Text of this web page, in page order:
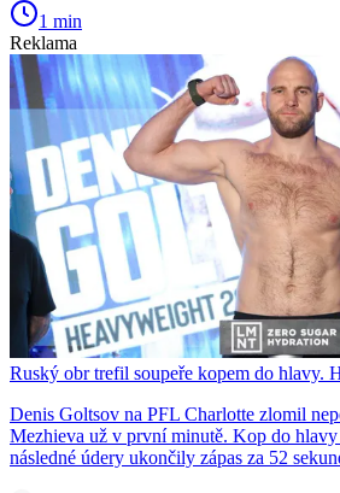
1 min
Reklama
Ruský obr trefil soupeře kopem do hlavy.
Denis Goltsov na PFL Charlotte zlomil
Mezhieva už v první minutě. Kop do hlavy
následné údery ukončily zápas za 52